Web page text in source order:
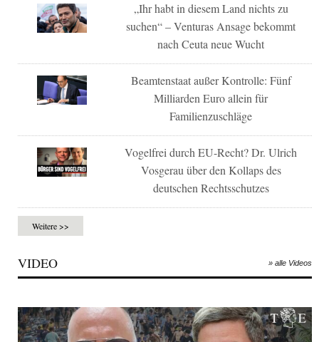
„Ihr habt in diesem Land nichts zu
suchen“ – Venturas Ansage bekommt
nach Ceuta neue Wucht
Beamtenstaat außer Kontrolle: Fünf
Milliarden Euro allein für
Familienzuschläge
Vogelfrei durch EU-Recht? Dr. Ulrich
Vosgerau über den Kollaps des
deutschen Rechtsschutzes
Weitere >>
VIDEO » alle Videos